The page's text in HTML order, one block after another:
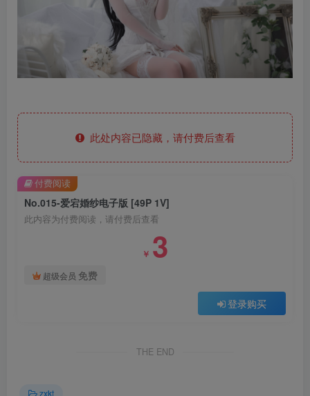
此处内容已隐藏，请付费后查看
No.015-爱宕婚纱电子版 [49P 1V]
此内容为付费阅读，请付费后查看
￥ 3
超级会员 免费
登录购买
付费阅读
THE END
zxkt